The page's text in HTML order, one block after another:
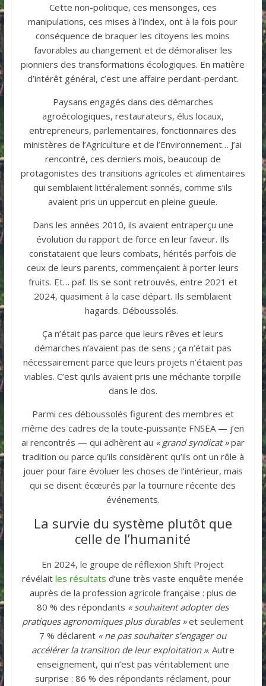
Cette non-politique, ces mensonges, ces
manipulations, ces mises à l’index, ont à la fois pour
conséquence de braquer les citoyens les moins
favorables au changement et de démoraliser les
pionniers des transformations écologiques. En matière
d’intérêt général, c’est une affaire perdant-perdant.
Paysans engagés dans des démarches
agroécologiques, restaurateurs, élus locaux,
entrepreneurs, parlementaires, fonctionnaires des
ministères de l’Agriculture et de l’Environnement… J’ai
rencontré, ces derniers mois, beaucoup de
protagonistes des transitions agricoles et alimentaires
qui semblaient littéralement sonnés, comme s’ils
avaient pris un uppercut en pleine gueule.
Dans les années 2010, ils avaient entraperçu une
évolution du rapport de force en leur faveur. Ils
constataient que leurs combats, hérités parfois de
ceux de leurs parents, commençaient à porter leurs
fruits. Et… paf. Ils se sont retrouvés, entre 2021 et
2024, quasiment à la case départ. Ils semblaient
hagards. Déboussolés.
Ça n’était pas parce que leurs rêves et leurs
démarches n’avaient pas de sens ; ça n’était pas
nécessairement parce que leurs projets n’étaient pas
viables. C’est qu’ils avaient pris une méchante torpille
dans le dos.
Parmi ces déboussolés figurent des membres et
même des cadres de la toute-puissante FNSEA — j’en
ai rencontrés — qui adhèrent au « grand syndicat »par
tradition ou parce qu’ils considèrent qu’ils ont un rôle à
jouer pour faire évoluer les choses de l’intérieur, mais
qui se disent écœurés par la tournure récente des
événements.
La survie du système plutôt que
celle de l’humanité
En 2024, le groupe de réflexion Shift Project
révélaitles résultats d’une très vaste enquête menée
auprès de la profession agricole française : plus de
80 % des répondants « souhaitent adopter des
pratiques agronomiques plus durables »et seulement
7 % déclarent « ne pas souhaiter s’engager ou
accélérer la transition de leur exploitation ». Autre
enseignement, qui n’est pas véritablement une
surprise : 86 % des répondants réclament, pour